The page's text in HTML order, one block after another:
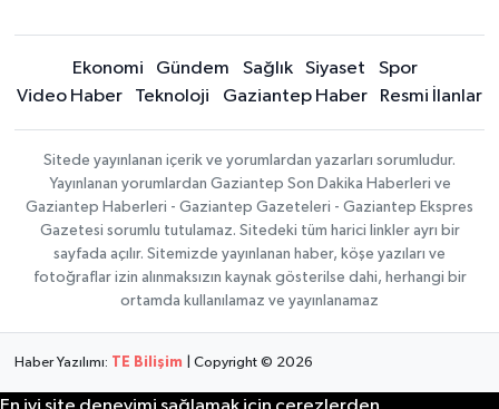
Ekonomi Gündem Sağlık Siyaset
Spor
Video Haber
Teknoloji Gaziantep Haber Resmi İlanlar
Sitede yayınlanan içerik ve yorumlardan yazarları sorumludur.
Yayınlanan yorumlardan Gaziantep Son Dakika Haberleri ve
Gaziantep Haberleri - Gaziantep Gazeteleri - Gaziantep Ekspres
Gazetesi sorumlu tutulamaz. Sitedeki tüm harici linkler ayrı bir
sayfada açılır. Sitemizde yayınlanan haber, köşe yazıları ve
fotoğraflar izin alınmaksızın kaynak gösterilse dahi, herhangi bir
ortamda kullanılamaz ve yayınlanamaz
Haber Yazılımı: TE Bilişim | Copyright © 2026